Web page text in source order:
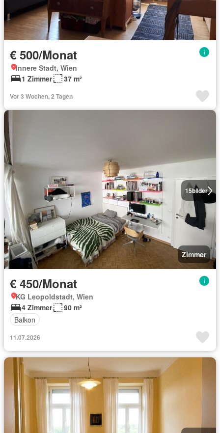
€ 500/Monat
Innere Stadt, Wien
1 Zimmer
37 m²
Vor 3 Wochen, 2 Tagen
15bilder
Zimmer
€ 450/Monat
KG Leopoldstadt, Wien
4 Zimmer
90 m²
Balkon
11.07.2026